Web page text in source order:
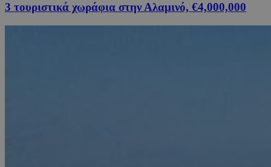
3 τουριστικά χωράφια στην Αλαμινό, €4,000,000